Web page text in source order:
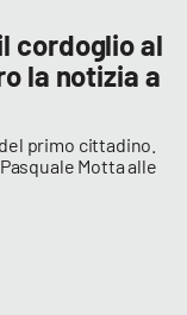
cordoglio al
la notizia a
primo cittadino.
Motta alle